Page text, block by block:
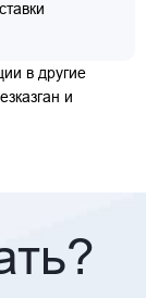
в другие
и